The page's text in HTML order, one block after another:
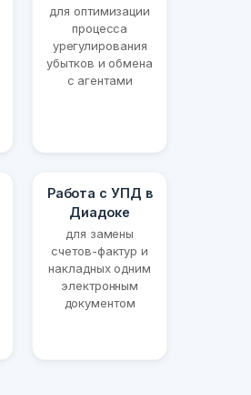
для оптимизации
процесса
урегулирования
убытков и обмена
с агентами
Работа с УПД в
Диадоке
для замены
счетов-фактур и
накладных одним
электронным
документом